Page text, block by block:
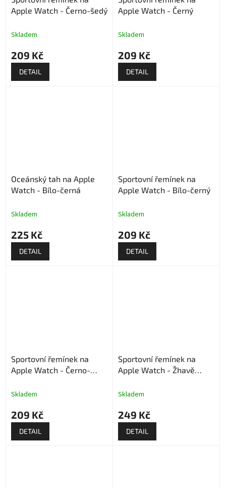
Apple Watch - Černo-šedý
Skladem
209 Kč
DETAIL
Apple Watch - Černý
Skladem
209 Kč
DETAIL
Oceánský tah na Apple
Watch - Bílo-černá
Skladem
225 Kč
DETAIL
Sportovní řemínek na
Apple Watch - Bílo-černý
Skladem
209 Kč
DETAIL
Sportovní řemínek na
Apple Watch - Černo-
Skladem
209 Kč
DETAIL
Sportovní řemínek na
Apple Watch - Žhavě
Skladem
249 Kč
DETAIL